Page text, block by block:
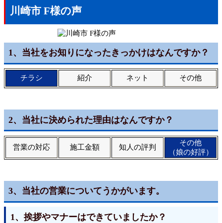
川崎市 F様の声
1、当社をお知りになったきっかけはなんですか？
チラシ 紹介 ネット その他
2、当社に決められた理由はなんですか？
営業の対応 施工金額 知人の評判
その他
（娘の好評）
3、当社の営業についてうかがいます。
1、挨拶やマナーはできていましたか？